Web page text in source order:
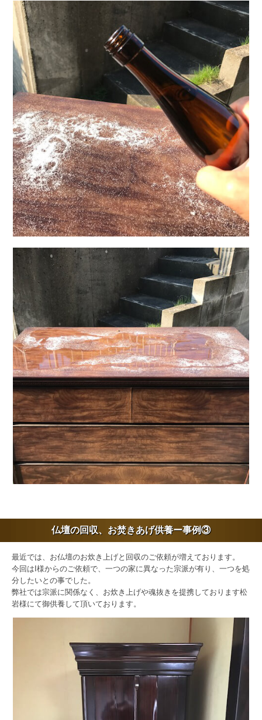
仏壇の回収、お焚きあげ供養ー事例③
最近では、お仏壇のお炊き上げと回収のご依頼が増えております。
今回はI様からのご依頼で、一つの家に異なった宗派が有り、一つを処
分したいとの事でした。
弊社では宗派に関係なく、お炊き上げや魂抜きを提携しております松
岩様にて御供養して頂いております。